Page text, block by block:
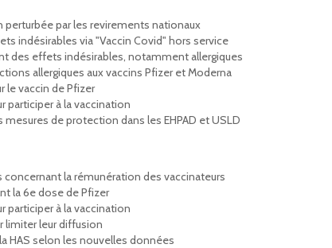
perturbée par les revirements nationaux
indésirables via "Vaccin Covid" hors service
des effets indésirables, notamment allergiques
allergiques aux vaccins Pfizer et Moderna
le vaccin de Pfizer
participer à la vaccination
de protection dans les EHPAD et USLD
la rémunération des vaccinateurs
la 6e dose de Pfizer
participer à la vaccination
limiter leur diffusion
HAS selon les nouvelles données